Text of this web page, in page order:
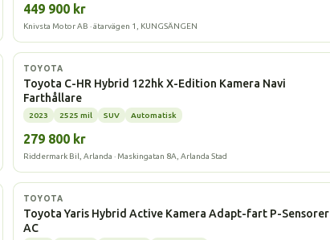
449 900 kr
Knivsta Motor AB · ätarvägen 1, KUNGSÄNGEN
Hybrid
TOYOTA
Toyota C-HR Hybrid 122hk X-Edition Kamera Navi
Farthållare
2023 2525 mil SUV Automatisk
279 800 kr
Riddermark Bil, Arlanda · Maskingatan 8A, Arlanda Stad
Hybrid
TOYOTA
Toyota Yaris Hybrid Active Kamera Adapt-fart P-Sensorer
AC